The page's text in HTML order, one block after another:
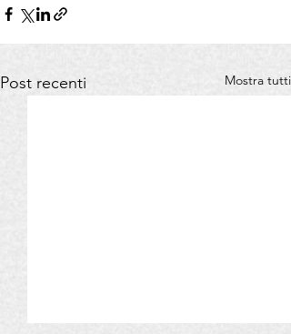
Post recenti Mostra tutti